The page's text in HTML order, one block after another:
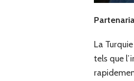
La
tels que